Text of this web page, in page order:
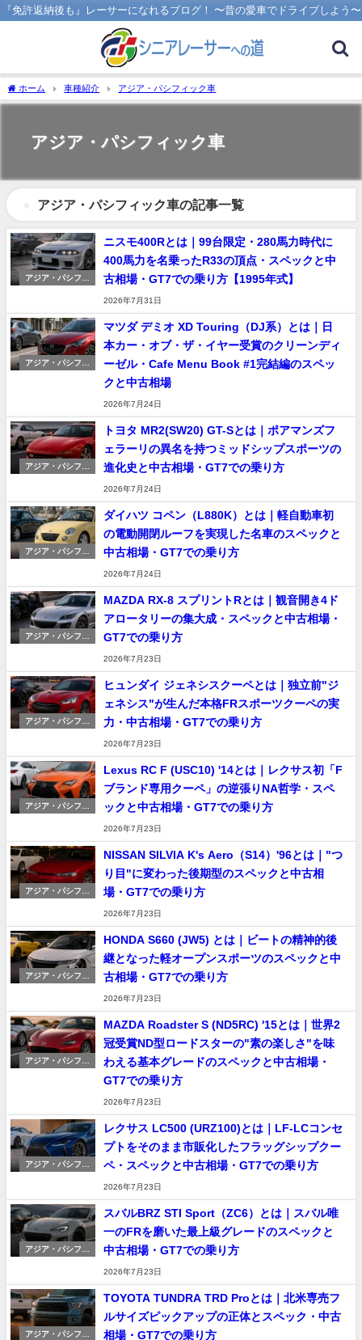
『免許返納後も』レーサーになれるブログ！ 〜昔の愛車でドライブしよう〜
ホーム 車種紹介 アジア・パシフィック車
アジア・パシフィック車
アジア・パシフィック車の記事一覧
アジア・パシフィ
ニスモ400Rとは｜99台限定・280馬力時代に
400馬力を名乗ったR33の頂点・スペックと中
古相場・GT7での乗り方【1995年式】
2026年7月31日
アジア・パシフィ
マツダ デミオ XD Touring（DJ系）とは｜日
本カー・オブ・ザ・イヤー受賞のクリーンディ
ーゼル・Cafe Menu Book #1完結編のスペッ
クと中古相場
2026年7月24日
アジア・パシフィ
トヨタ MR2(SW20) GT-Sとは｜ポアマンズフ
ェラーリの異名を持つミッドシップスポーツの
進化史と中古相場・GT7での乗り方
2026年7月24日
アジア・パシフィ
ダイハツ コペン（L880K）とは｜軽自動車初
の電動開閉ルーフを実現した名車のスペックと
中古相場・GT7での乗り方
2026年7月24日
アジア・パシフィ
MAZDA RX-8 スプリントRとは｜観音開き4ド
アロータリーの集大成・スペックと中古相場・
GT7での乗り方
2026年7月23日
アジア・パシフィ
ヒュンダイ ジェネシスクーペとは｜独立前"ジ
ェネシス"が生んだ本格FRスポーツクーペの実
力・中古相場・GT7での乗り方
2026年7月23日
アジア・パシフィ
Lexus RC F (USC10) '14とは｜レクサス初「F
ブランド専用クーペ」の逆張りNA哲学・スペ
ックと中古相場・GT7での乗り方
2026年7月23日
アジア・パシフィ
NISSAN SILVIA K's Aero（S14）'96とは｜"つ
り目"に変わった後期型のスペックと中古相
場・GT7での乗り方
2026年7月23日
アジア・パシフィ
HONDA S660 (JW5) とは｜ビートの精神的後
継となった軽オープンスポーツのスペックと中
古相場・GT7での乗り方
2026年7月23日
アジア・パシフィ
MAZDA Roadster S (ND5RC) '15とは｜世界2
冠受賞ND型ロードスターの"素の楽しさ"を味
わえる基本グレードのスペックと中古相場・
GT7での乗り方
2026年7月23日
アジア・パシフィ
レクサス LC500 (URZ100)とは｜LF-LCコンセ
プトをそのまま市販化したフラッグシップクー
ペ・スペックと中古相場・GT7での乗り方
2026年7月23日
アジア・パシフィ
スバルBRZ STI Sport（ZC6）とは｜スバル唯
一のFRを磨いた最上級グレードのスペックと
中古相場・GT7での乗り方
2026年7月23日
アジア・パシフィ
TOYOTA TUNDRA TRD Proとは｜北米専売フ
ルサイズピックアップの正体とスペック・中古
相場・GT7での乗り方